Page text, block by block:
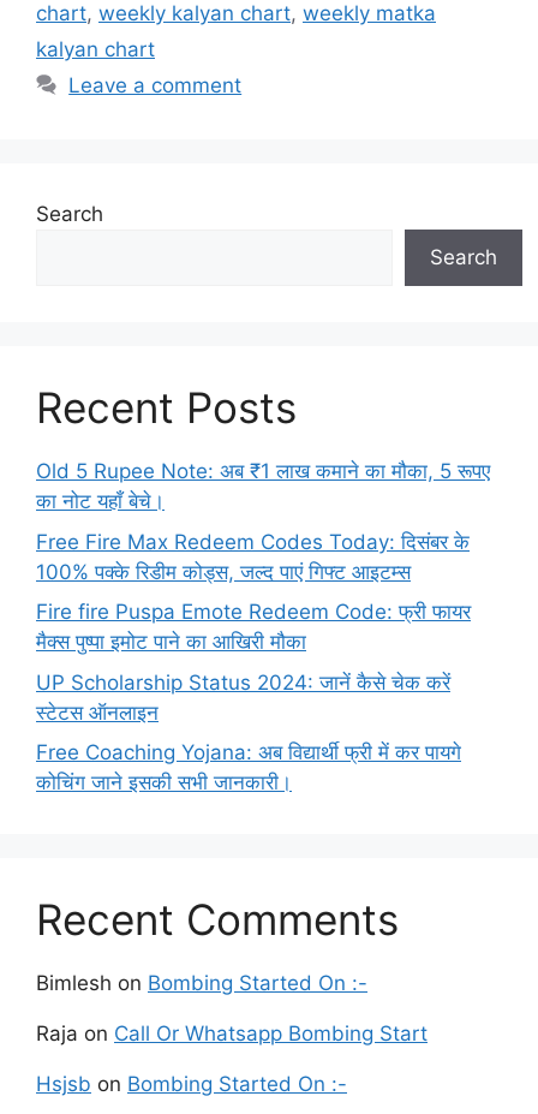
chart, weekly kalyan chart, weekly matka
kalyan chart
Leave a comment
Search
Search
Recent Posts
Old 5 Rupee Note: अब ₹1 लाख कमाने का मौका, 5 रूपए
का नोट यहाँ बेचे।
Free Fire Max Redeem Codes Today: दिसंबर के
100% पक्के रिडीम कोड्स, जल्द पाएं गिफ्ट आइटम्स
Fire fire Puspa Emote Redeem Code: फ्री फायर
मैक्स पुष्पा इमोट पाने का आखिरी मौका
UP Scholarship Status 2024: जानें कैसे चेक करें
स्टेटस ऑनलाइन
Free Coaching Yojana: अब विद्यार्थी फ्री में कर पायगे
कोचिंग जाने इसकी सभी जानकारी।
Recent Comments
Bimlesh on Bombing Started On :-
Raja on Call Or Whatsapp Bombing Start
Hsjsb on Bombing Started On :-